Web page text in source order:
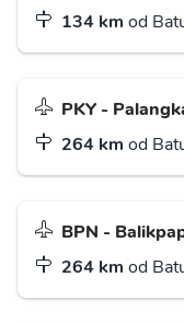
134 km od
PKY -
264 km od
BPN -
264 km od